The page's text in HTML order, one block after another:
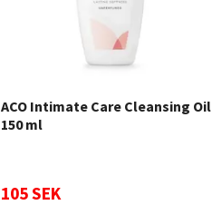
ACO Intimate Care Cleansing Oil
150 ml
105 SEK